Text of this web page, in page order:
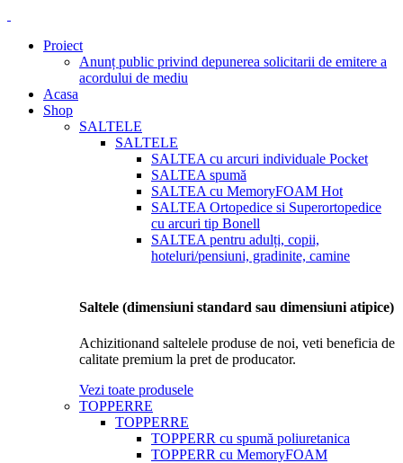
Proiect
Anunț public privind depunerea solicitarii de emitere a
acordului de mediu
Acasa
Shop
SALTELE
SALTELE
SALTEA cu arcuri individuale Pocket
SALTEA spumă
SALTEA cu MemoryFOAM Hot
SALTEA Ortopedice si Superortopedice
cu arcuri tip Bonell
SALTEA pentru adulți, copii,
hoteluri/pensiuni, gradinite, camine
Saltele (dimensiuni standard sau dimensiuni atipice)
Achizitionand saltelele produse de noi, veti beneficia de
calitate premium la pret de producator.
Vezi toate produsele
TOPPERRE
TOPPERRE
TOPPERR cu spumă poliuretanica
TOPPERR cu MemoryFOAM